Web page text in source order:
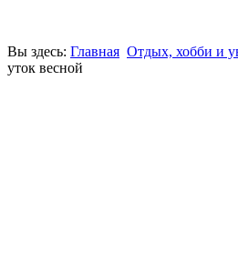
Вы здесь: Главная Отдых, хобби и
уток весной